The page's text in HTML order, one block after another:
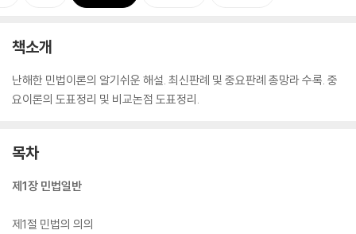
책소개
난해한 민법이론의 알기쉬운 해설. 최신판례 및 중요판례 총망라 수록. 중
요이론의 도표정리 및 비교논점 도표정리.
목차
제1장 민법일반
제1절 민법의 의의